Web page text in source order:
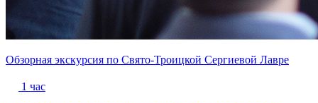
Обзорная экскурсия по Свято-Троицкой Сергиевой Лавре
1 час